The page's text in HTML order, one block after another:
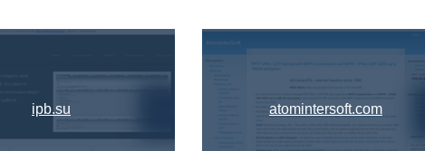
ipb.su atomintersoft.com